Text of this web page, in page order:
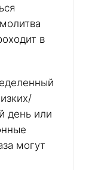
в
день или
могут